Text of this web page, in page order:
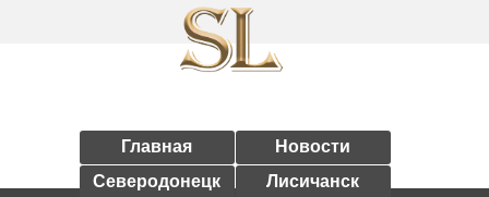
Главная
Новости
Северодонецк
Лисичанск